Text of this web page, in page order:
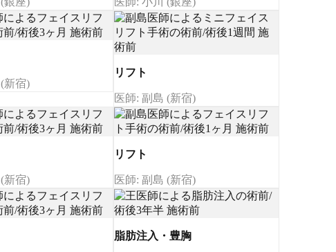
新宿)
リフト
医師: 副島 (新宿)
新宿)
リフト
医師: 副島 (新宿)
脂肪注入・豊胸